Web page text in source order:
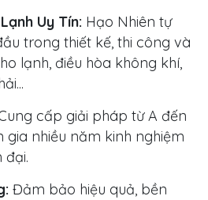
Uy Tín: Hạo Nhiên tự
trong thiết kế, thi công và
lạnh, điều hòa không khí,
cấp giải pháp từ A đến
gia nhiều năm kinh nghiệm
đại.
Đảm bảo hiệu quả, bền